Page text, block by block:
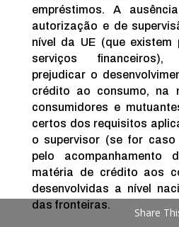
empréstimos. A
autorização e de
nível da UE (que
serviços financeiros),
prejudicar o
crédito ao consumo, na
consumidores e
certos dos requisitos
o supervisor (se for caso
pelo acompanhamento
matéria de crédito aos
desenvolvidas a nível
das fronteiras.
Share